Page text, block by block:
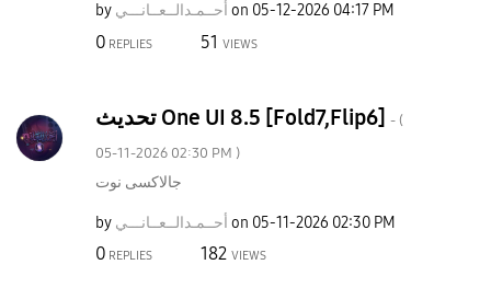
by أحــمـدالــعــانـــي on ‎05-12-2026 04:17 PM
0 REPLIES 51 VIEWS
تحديث One UI 8.5 [Fold7,Flip6] - (
‎05-11-2026 02:30 PM )
جالاكسى نوت
by أحــمـدالــعــانـــي on ‎05-11-2026 02:30 PM
0 REPLIES 182 VIEWS